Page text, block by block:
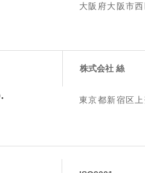
大阪府大阪市
株式会社 絲
東京都新宿区